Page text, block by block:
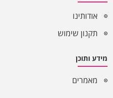
אודותינו
תקנון שימוש
מידע ותוכן
מאמרים